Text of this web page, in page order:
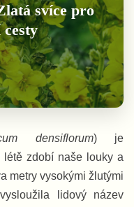
svíce pro
cesty
densiflorum) je
létě zdobí naše louky a
metry vysokými žlutými
lidový název